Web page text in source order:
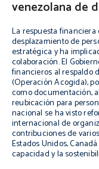
venezolana de
La respuesta financiera
desplazamiento de
estratégica y ha
colaboración. El
financieros al respaldo
(Operación Acogida),
como documentación,
reubicación para
nacional se ha visto
internacional de
contribuciones de
Estados Unidos,
capacidad y la